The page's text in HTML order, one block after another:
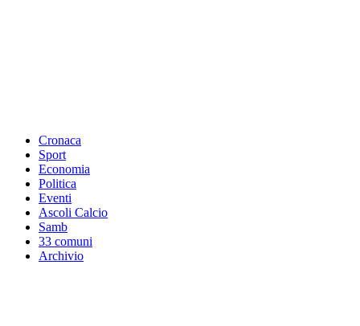
Cronaca
Sport
Economia
Politica
Eventi
Ascoli Calcio
Samb
33 comuni
Archivio